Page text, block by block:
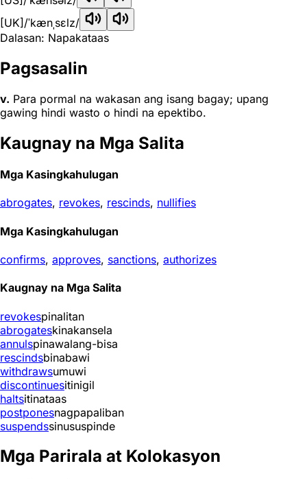
[UK] /ˈkænˌsɛlz/
Dalasan: Napakataas
Pagsasalin
v. Para pormal na wakasan ang isang bagay; upang
gawing hindi wasto o hindi na epektibo.
Kaugnay na Mga Salita
Mga Kasingkahulugan
abrogates, revokes, rescinds, nullifies
Mga Kasingkahulugan
confirms, approves, sanctions, authorizes
Kaugnay na Mga Salita
revokespinalitan
abrogateskinakansela
annulspinawalang-bisa
rescindsbinabawi
withdrawsumuwi
discontinuesitinigil
haltsitinataas
postponesnagpapaliban
suspendssinususpinde
Mga Parirala at Kolokasyon